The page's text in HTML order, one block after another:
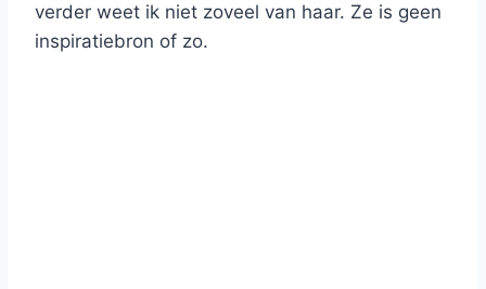
verder weet ik niet zoveel van haar. Ze is geen
inspiratiebron of zo.